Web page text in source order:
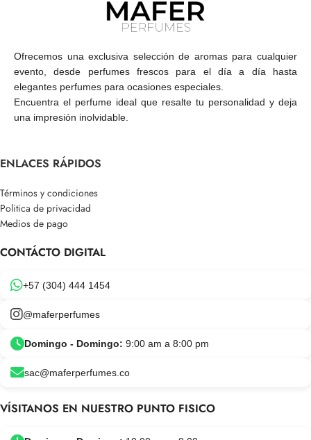
Ofrecemos una exclusiva selección de aromas para cualquier
evento, desde perfumes frescos para el día a día hasta
elegantes perfumes para ocasiones especiales.
Encuentra el perfume ideal que resalte tu personalidad y deja
una impresión inolvidable.
ENLACES RÁPIDOS
Términos y condiciones
Politica de privacidad
Medios de pago
CONTÁCTO DIGITAL
+57 (304) 444 1454
@maferperfumes
Domingo - Domingo: 9:00 am a 8:00 pm
sac@maferperfumes.co
VÍSITANOS EN NUESTRO PUNTO FISICO